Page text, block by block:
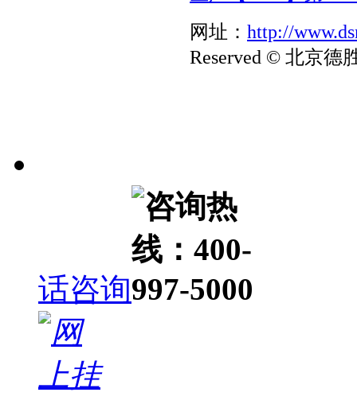
网址： http://
Reserved © 北京德
话咨询